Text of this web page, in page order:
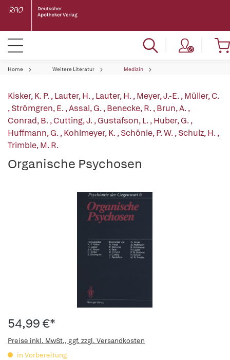
Home Weitere Literatur Medizin
Kisker, K. P.,Lauter, H.,Lauter, H.,Meyer, J.-E.,Müller, C.
,Strömgren, E.,Assal, G.,Benecke, R.,Brun, A.,
Conrad, B.,Cutting, J.,Gustafson, L.,Huber, G.,
Huffmann, G.,Kohlmeyer, K.,Schönle, P. W.,Schulz, H.,
Trimble, M. R.
Organische Psychosen
54,99 €*
Preise inkl. MwSt., ggf. zzgl. Versandkosten
in Vorbereitung